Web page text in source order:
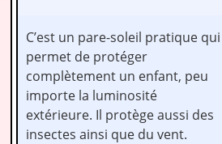
C’est un pare-soleil pratique qui
permet de protéger
complètement un enfant, peu
importe la luminosité
extérieure. Il protège aussi des
insectes ainsi que du vent.